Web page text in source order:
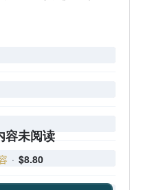
容未阅读
· $8.80